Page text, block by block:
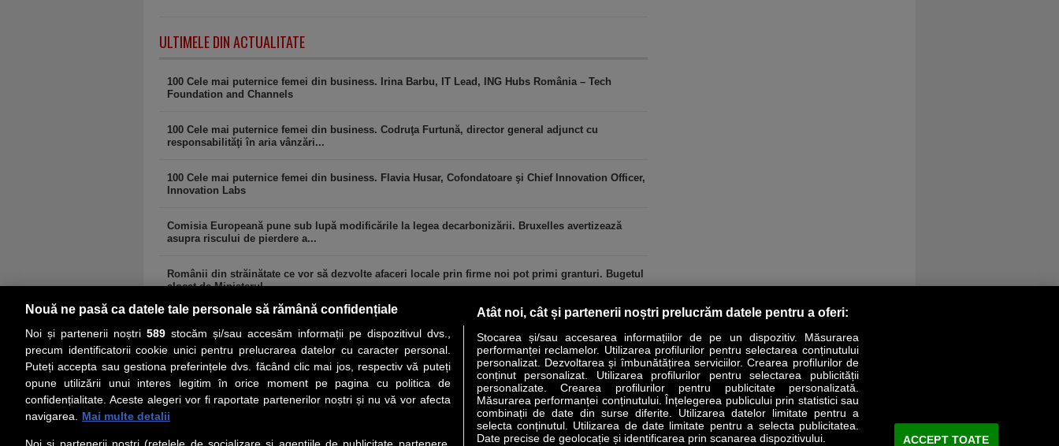
ULTIMELE DIN ACTUALITATE
100 Cele mai puternice femei din business. Irina Barbu, IT Lead, ING Hubs România – Tech
Foundation and Channels
100 Cele mai puternice femei din business. Codruţa Furtună, director general adjunct cu
responsabilităţi în aria vânzări...
100 Cele mai puternice femei din business. Flavia Husar, Cofondatoare şi Chief Innovation Officer,
Innovation Labs
Comisia Europeană pune sub lupă modificările la legea decarbonizării. Bruxelles avertizează
asupra riscului de pierdere a...
Românii din străinătate ce vor să dezvolte afaceri locale prin firme noi pot primi granturi. Bugetul
alocat de Ministerul...
PRIMA PAGINĂ COVER STORY LIDERI ANALIZE HI-TECH MEET THE CEO LIFESTYLE SPECIAL OPINII
Social Servicii Revista Business Magazin
Nouă ne pasă ca datele tale personale să rămână confidențiale
Noi și partenerii noștri 589stocăm și/sau accesăm informații pe dispozitivul dvs.,
precum identificatorii cookie unici pentru prelucrarea datelor cu caracter personal.
Puteți accepta sau gestiona preferințele dvs. făcând clic mai jos, respectiv vă puteți
opune utilizării unui interes legitim în orice moment pe pagina cu politica de
confidențialitate. Aceste alegeri vor fi raportate partenerilor noștri și nu vă vor afecta
navigarea.
Mai multe detalii
Atât noi, cât și partenerii noștri prelucrăm datele pentru a oferi:
Stocarea și/sau accesarea informațiilor de pe un dispozitiv. Măsurarea
performanței reclamelor. Utilizarea profilurilor pentru selectarea conținutului
personalizat. Dezvoltarea și îmbunătățirea serviciilor. Crearea profilurilor de
conținut personalizat. Utilizarea profilurilor pentru selectarea publicității
personalizate. Crearea profilurilor pentru publicitate personalizată.
Măsurarea performanței conținutului. Înțelegerea publicului prin statistici sau
combinații de date din surse diferite. Utilizarea datelor limitate pentru a
selecta conținutul. Utilizarea de date limitate pentru a selecta publicitatea.
Date precise de geolocație și identificarea prin scanarea dispozitivului.
ACCEPT TOATE